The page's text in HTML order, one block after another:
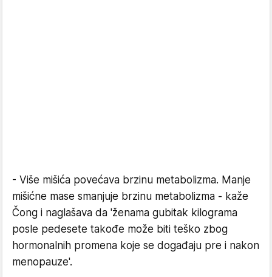
- Više mišića povećava brzinu metabolizma. Manje
mišićne mase smanjuje brzinu metabolizma - kaže
Čong i naglašava da 'ženama gubitak kilograma
posle pedesete takođe može biti teško zbog
hormonalnih promena koje se događaju pre i nakon
menopauze'.